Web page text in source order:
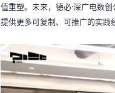
值重塑。未来，德必·深广电数
提供更多可复制、可推广的实践